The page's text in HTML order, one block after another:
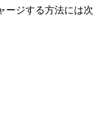
ージする方法には次